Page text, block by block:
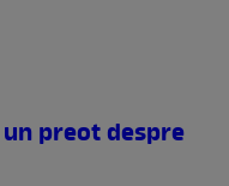
preot despre